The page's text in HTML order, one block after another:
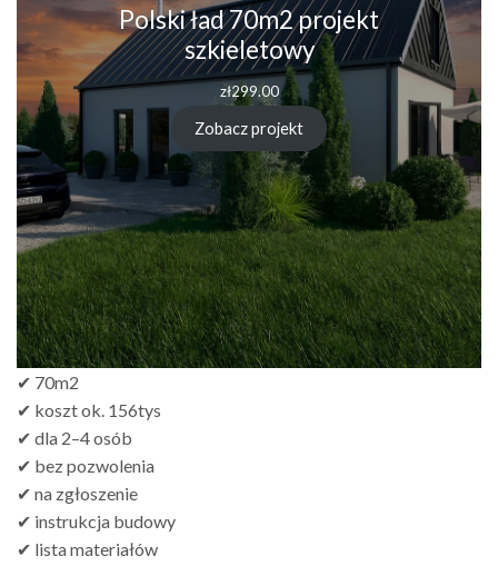
Polski ład 70m2 projekt
szkieletowy
zł299.00
Zobacz projekt
✔ 70m2
✔ koszt ok. 156tys
✔ dla 2–4 osób
✔ bez pozwolenia
✔ na zgłoszenie
✔ instrukcja budowy
✔ lista materiałów